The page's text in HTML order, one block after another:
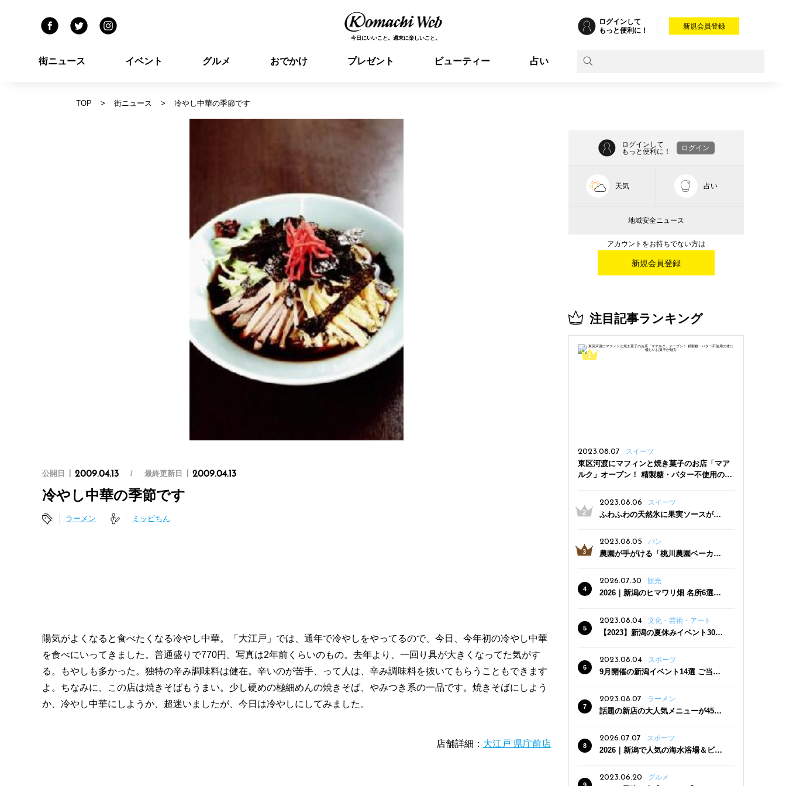
今日にいいこと。週末に楽しいこと。
ログインして
もっと便利に！
新規会員登録
街ニュース イベント グルメ おでかけ プレゼント ビューティー 占い
TOP 街ニュース 冷やし中華の季節です
公開日 2009.04.13 最終更新日 2009.04.13
冷やし中華の季節です
ラーメン ミッピちん
陽気がよくなると食べたくなる冷やし中華。「大江戸」では、通年で冷やしをやってるので、今日、今年初の冷やし中華
を食べにいってきました。普通盛りで770円。写真は2年前くらいのもの。去年より、一回り具が大きくなってた気がす
る。もやしも多かった。独特の辛み調味料は健在。辛いのが苦手、って人は、辛み調味料を抜いてもらうこともできます
よ。ちなみに、この店は焼きそばもうまい。少し硬めの極細めんの焼きそば、やみつき系の一品です。焼きそばにしよう
か、冷やし中華にしようか、超迷いましたが、今日は冷やしにしてみました。
店舗詳細： 大江戸 県庁前店
ログインして
もっと便利に！
ログイン
天気 占い
地域安全ニュース
アカウントをお持ちでない方は
新規会員登録
注目記事ランキング
2023.08.07 スイーツ
東区河渡にマフィンと焼き菓子のお店「マア
ルク」オープン！ 精製糖・バター不使用の体
2023.08.06
スイーツ
ふわふわの天然氷に果実ソースがた
三条駅近くにオープン
2023.08.05 パン
農園が手がける「桃川農園ベーカリ
った焼きたてパンのほか、ジェラー
トやスムージーも
2026.07.30 観光
2026｜新潟のヒマワリ畑 名所6選
2023.08.04
文化・芸術・アート
【2023】新潟の夏休みイベント30
2023.08.04
スポーツ
9月開催の新潟イベント14選 ご当地
2023.08.07 ラーメン
話題の新店の大人気メニューが450
クーポン登場
2026.07.07 スポーツ
2026｜新潟で人気の海水浴場＆ビー
2023.06.20
グルメ